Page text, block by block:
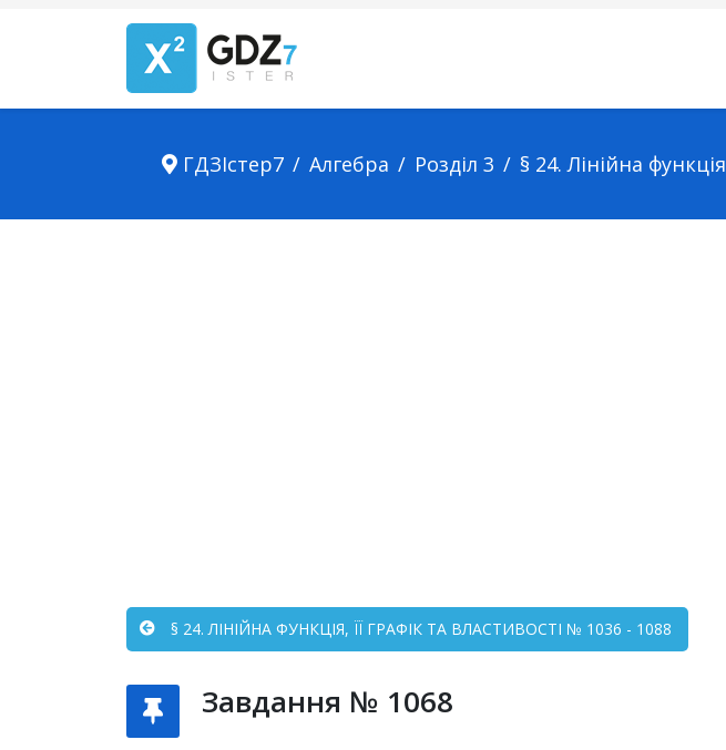
ГДЗІстер7 Алгебра Розділ 3 § 24. Лінійна функція
§ 24. ЛІНІЙНА ФУНКЦІЯ, ЇЇ ГРАФІК ТА ВЛАСТИВОСТІ № 1036 - 1088
Завдання № 1068